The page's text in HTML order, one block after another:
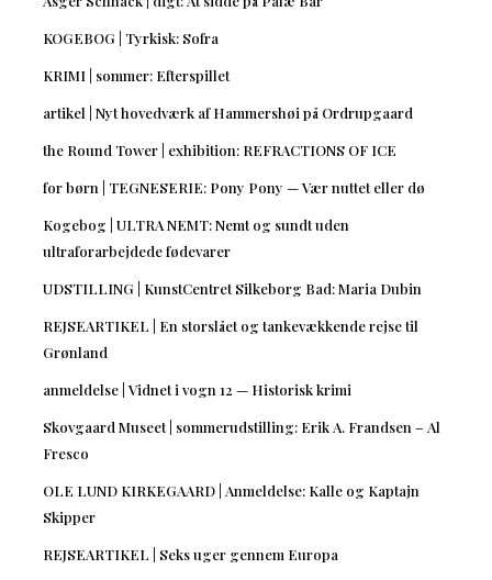
KOGEBOG | Tyrkisk: Sofra
KRIMI | sommer: Efterspillet
artikel | Nyt hovedværk af Hammershøi på Ordrupgaard
the Round Tower | exhibition: REFRACTIONS OF ICE
for børn | TEGNESERIE: Pony Pony — Vær nuttet eller dø
Kogebog | ULTRA NEMT: Nemt og sundt uden
ultraforarbejdede fødevarer
UDSTILLING | KunstCentret Silkeborg Bad: Maria Dubin
REJSEARTIKEL | En storslået og tankevækkende rejse til
Grønland
anmeldelse | Vidnet i vogn 12 — Historisk krimi
Skovgaard Museet | sommerudstilling: Erik A. Frandsen – Al
Fresco
OLE LUND KIRKEGAARD | Anmeldelse: Kalle og Kaptajn
Skipper
REJSEARTIKEL | Seks uger gennem Europa